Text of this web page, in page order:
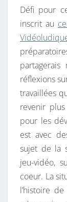
Défi pour
inscrit au
réflexions
travaillées
revenir
pour les
est avec
sujet de la
jeu-vidéo,
coeur. La
l’histoire